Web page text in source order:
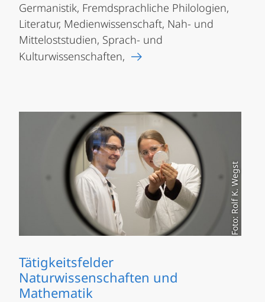
Germanistik, Fremdsprachliche Philologien,
Literatur, Medienwissenschaft, Nah- und
Mitteloststudien, Sprach- und
Kulturwissenschaften,
Foto: Rolf K. Wegst
Tätigkeitsfelder
Naturwissenschaften und
Mathematik